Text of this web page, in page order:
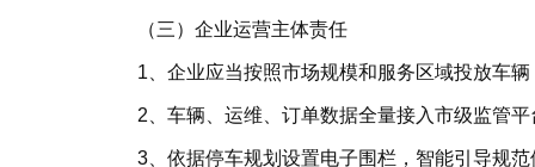
（三）企业运营主体责任
1、企业应当按照市场规模和服务区域投放车
2、车辆、运维、订单数据全量接入市级监管
3、依据停车规划设置电子围栏，智能引导规